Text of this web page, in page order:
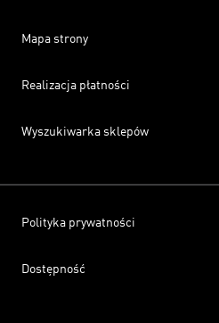
Mapa strony
Realizacja płatności
Wyszukiwarka sklepów
Polityka prywatności
Dostępność